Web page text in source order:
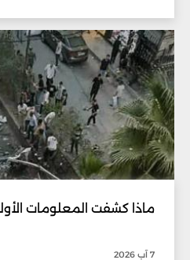
ماذا كشفت المعلومات
7 آب 2026